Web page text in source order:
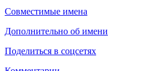
Совместимые имена
Дополнительно об имени
Поделиться в соцсетях